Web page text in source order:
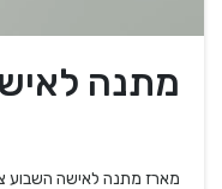
מתנה
מארז מתנה לאישה השבוע